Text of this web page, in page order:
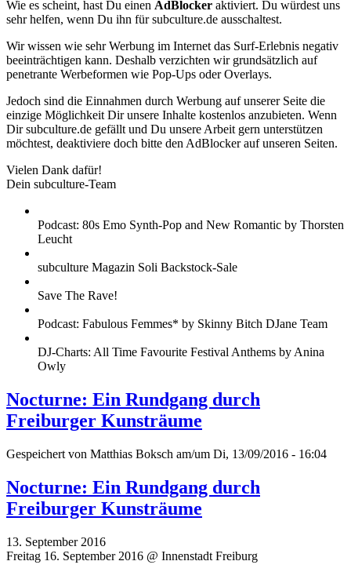
Wie es scheint, hast Du einen AdBlocker aktiviert. Du würdest uns
sehr helfen, wenn Du ihn für subculture.de ausschaltest.
Wir wissen wie sehr Werbung im Internet das Surf-Erlebnis negativ
beeinträchtigen kann. Deshalb verzichten wir grundsätzlich auf
penetrante Werbeformen wie Pop-Ups oder Overlays.
Jedoch sind die Einnahmen durch Werbung auf unserer Seite die
einzige Möglichkeit Dir unsere Inhalte kostenlos anzubieten. Wenn
Dir subculture.de gefällt und Du unsere Arbeit gern unterstützen
möchtest, deaktiviere doch bitte den AdBlocker auf unseren Seiten.
Vielen Dank dafür!
Dein subculture-Team
Podcast: 80s Emo Synth-Pop and New Romantic by Thorsten
Leucht
subculture Magazin Soli Backstock-Sale
Save The Rave!
Podcast: Fabulous Femmes* by Skinny Bitch DJane Team
DJ-Charts: All Time Favourite Festival Anthems by Anina
Owly
Nocturne: Ein Rundgang durch
Freiburger Kunsträume
Gespeichert von Matthias Boksch am/um Di, 13/09/2016 - 16:04
Nocturne: Ein Rundgang durch
Freiburger Kunsträume
13. September 2016
Freitag 16. September 2016 @ Innenstadt Freiburg